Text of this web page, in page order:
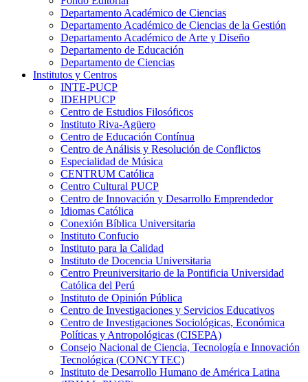
Departamento Académico de Ciencias
Departamento Académico de Ciencias de la Gestión
Departamento Académico de Arte y Diseño
Departamento de Educación
Departamento de Ciencias
Institutos y Centros
INTE-PUCP
IDEHPUCP
Centro de Estudios Filosóficos
Instituto Riva-Agüero
Centro de Educación Contínua
Centro de Análisis y Resolución de Conflictos
Especialidad de Música
CENTRUM Católica
Centro Cultural PUCP
Centro de Innovación y Desarrollo Emprendedor
Idiomas Católica
Conexión Bíblica Universitaria
Instituto Confucio
Instituto para la Calidad
Instituto de Docencia Universitaria
Centro Preuniversitario de la Pontificia Universidad
Católica del Perú
Instituto de Opinión Pública
Centro de Investigaciones y Servicios Educativos
Centro de Investigaciones Sociológicas, Económica
Políticas y Antropológicas (CISEPA)
Consejo Nacional de Ciencia, Tecnología e Innovación
Tecnológica (CONCYTEC)
Instituto de Desarrollo Humano de América Latina